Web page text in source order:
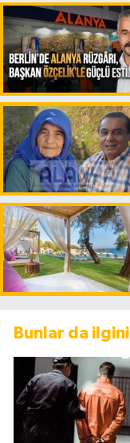
Bunlar da